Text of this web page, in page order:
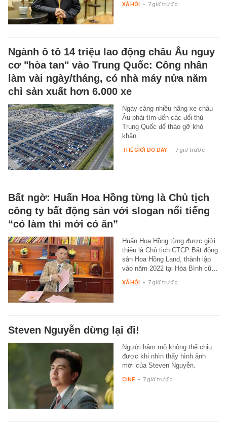
XÃ HỘI - 7 giờ trước
Ngành ô tô 14 triệu lao động châu Âu nguy
cơ "hòa tan" vào Trung Quốc: Công nhân
làm vài ngày/tháng, có nhà máy nửa năm
chỉ sản xuất hơn 6.000 xe
Ngày càng nhiều hãng xe châu
Âu phải tìm đến các đối thủ
Trung Quốc để tháo gỡ khó
khăn.
THẾ GIỚI ĐÓ ĐÂY - 7 giờ trước
Bất ngờ: Huấn Hoa Hồng từng là Chủ tịch
công ty bất động sản với slogan nổi tiếng
“có làm thì mới có ăn”
Huấn Hoa Hồng từng được giới
thiệu là Chủ tịch CTCP Bất động
sản Hoa Hồng Land, thành lập
vào năm 2022 tại Hòa Bình cũ…
XÃ HỘI - 7 giờ trước
Steven Nguyễn dừng lại đi!
Người hâm mộ không thể chịu
được khi nhìn thấy hình ảnh
mới của Steven Nguyễn.
CINE - 7 giờ trước